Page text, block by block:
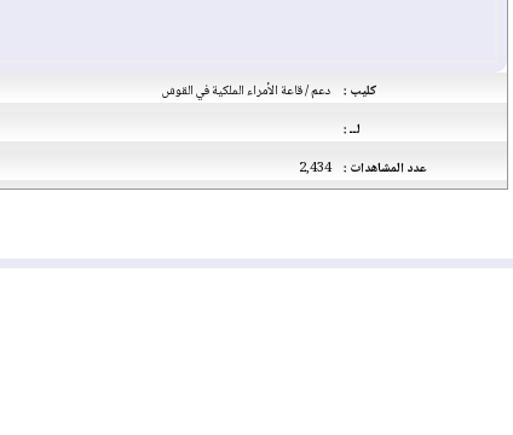
دعم / قاعة الأمراء الملكية في القوش كليب :
لــ :
2,434 عدد المشاهدات :